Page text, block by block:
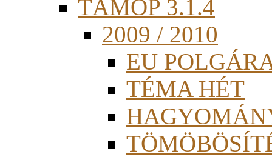
TÁMOP 3.1.4
2009 / 2010
EU
TÉMA HÉT